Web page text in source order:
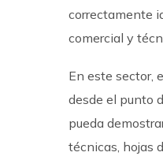
correctamente
comercial y
En este sector,
desde el punto
pueda
técnicas, hojas